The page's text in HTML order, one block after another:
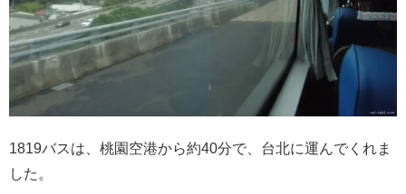
1819バスは、桃園空港から約40分で、台北に運んでくれま
した。